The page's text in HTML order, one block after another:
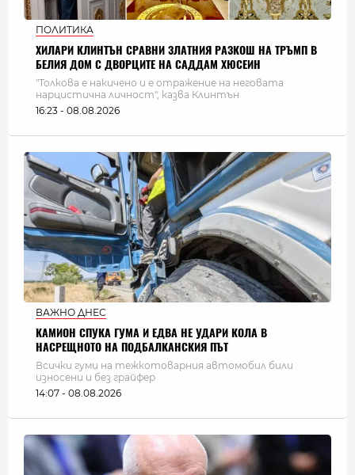
ПОЛИТИКА
ХИЛАРИ КЛИНТЪН СРАВНИ ЗЛАТНИЯ РАЗКОШ НА ТРЪМП В
БЕЛИЯ ДОМ С ДВОРЦИТЕ НА САДДАМ ХЮСЕИН
"Толкова е накичено и е отражение на неговата
нарцистична личност", казва Клинтън
16:23 - 08.08.2026
ВАЖНО ДНЕС
КАМИОН СПУКА ГУМА И ЕДВА НЕ УДАРИ КОЛА В
НАСРЕЩНОТО НА ПОДБАЛКАНСКИЯ ПЪТ
Всички гуми на тежкотоварния автомобил били
износени и без грайфер
14:07 - 08.08.2026